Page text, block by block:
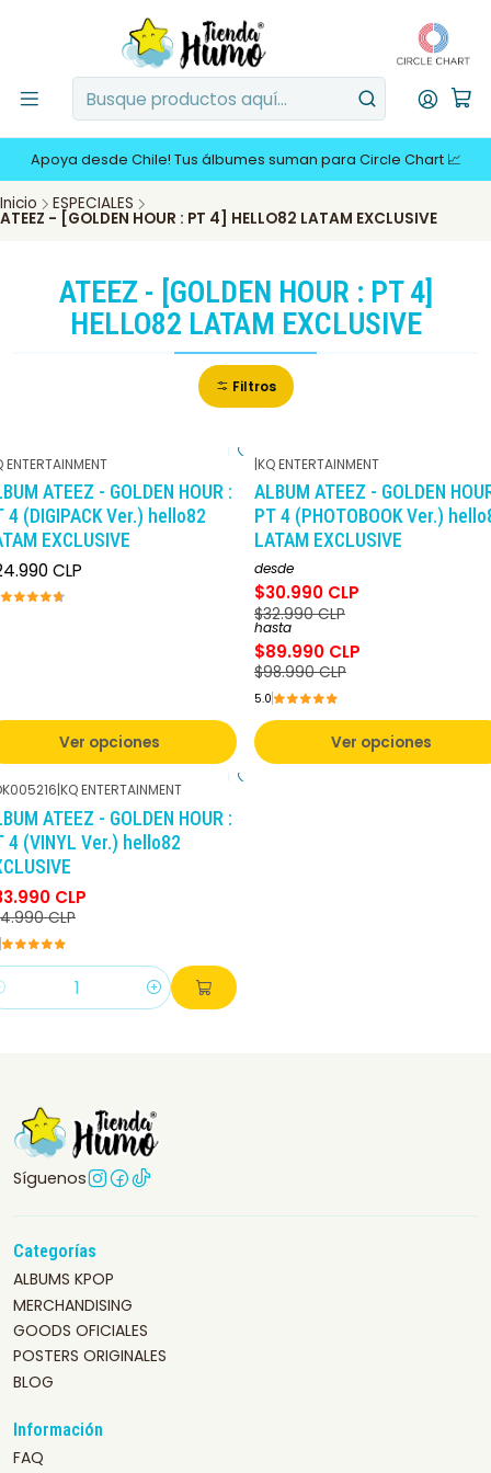
Apoya desde Chile! Tus álbumes suman para Circle Chart 📈
Inicio ESPECIALES
ATEEZ - [GOLDEN HOUR : PT 4] HELLO82 LATAM EXCLUSIVE
ATEEZ - [GOLDEN HOUR : PT 4]
HELLO82 LATAM EXCLUSIVE
Filtros
ENTERTAINMENT
ATEEZ - GOLDEN HOUR :
4 (DIGIPACK Ver.) hello82
EXCLUSIVE
CLP
Ver opciones
-6%DCTO
|KQ ENTERTAINMENT
ALBUM ATEEZ - GOLDEN
PT 4 (PHOTOBOOK Ver.)
LATAM EXCLUSIVE
desde
$30.990 CLP
$32.990 CLP
hasta
$89.990 CLP
$98.990 CLP
5.0
Ver opciones
DCTO
|KQ ENTERTAINMENT
ATEEZ - GOLDEN HOUR :
4 (VINYL Ver.) hello82
CLP
CLP
Síguenos
Categorías
ALBUMS KPOP
MERCHANDISING
GOODS OFICIALES
POSTERS ORIGINALES
BLOG
Información
FAQ